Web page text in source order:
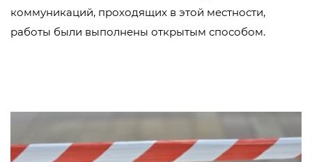
коммуникаций, проходящих в этой местности,
работы были выполнены открытым способом.